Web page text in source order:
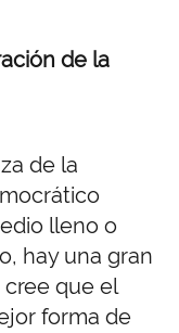
de la
de la
lleno o
hay una gran
cree que el
forma de